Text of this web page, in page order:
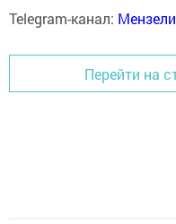
Telegram-канал:
Перейти на